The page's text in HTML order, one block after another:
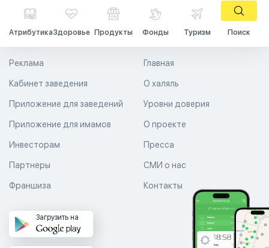
АтрибутикаЗдоровье Продукты Фонды Туризм Поиск
Главная
О халяль
Уровни доверия
Реклама
Кабинет заведения
Приложение для заведений
Приложение для имамов О проекте
Пресса
СМИ о нас
Контакты
Инвесторам
Партнеры
Франшиза
Загрузить на